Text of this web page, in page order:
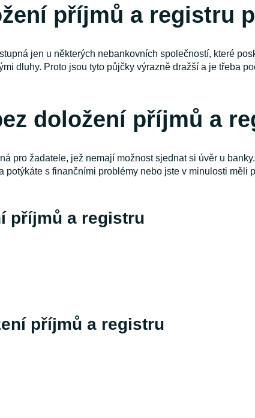
příjmů a registru
jen u některých nebankovních společností, které
dluhy. Proto jsou tyto půjčky výrazně dražší a je třeba
doložení příjmů a
pro žadatele, jež nemají možnost sjednat si úvěr u
s finančními problémy nebo jste v minulosti měli
příjmů a registru
příjmů a registru